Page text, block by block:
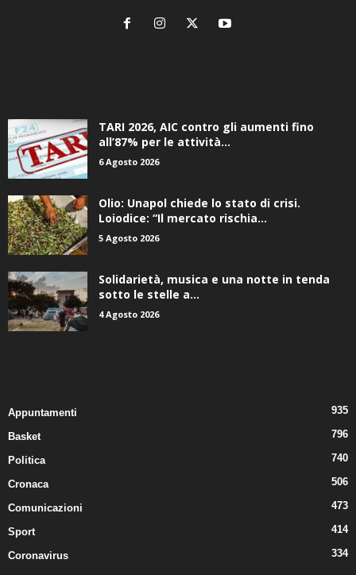
TARI 2026, AIC contro gli aumenti fino
all’87% per le attività...
6 Agosto 2026
Olio: Unapol chiede lo stato di crisi.
Loiodice: “Il mercato rischia...
5 Agosto 2026
Solidarietà, musica e una notte in tenda
sotto le stelle a...
4 Agosto 2026
Appuntamenti 935
Basket 796
Politica 740
Cronaca 506
Comunicazioni 473
Sport 414
Coronavirus 334